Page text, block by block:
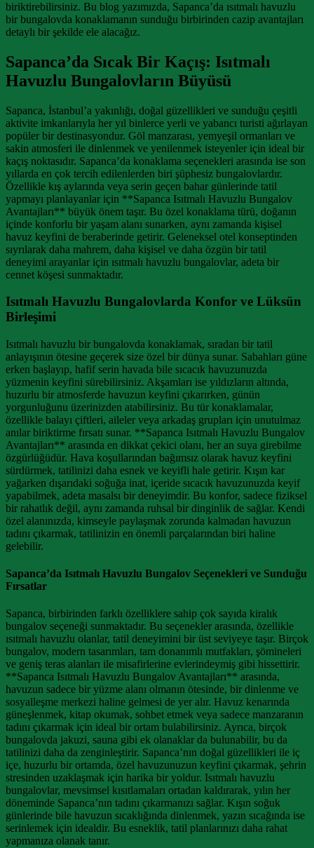
biriktirebilirsiniz. Bu blog yazımızda, Sapanca’da ısıtmalı havuzlu
bir bungalovda konaklamanın sunduğu birbirinden cazip avantajları
detaylı bir şekilde ele alacağız.
Sapanca’da Sıcak Bir Kaçış: Isıtmalı
Havuzlu Bungalovların Büyüsü
Sapanca, İstanbul’a yakınlığı, doğal güzellikleri ve sunduğu çeşitli
aktivite imkanlarıyla her yıl binlerce yerli ve yabancı turisti ağırlayan
popüler bir destinasyondur. Göl manzarası, yemyeşil ormanları ve
sakin atmosferi ile dinlenmek ve yenilenmek isteyenler için ideal bir
kaçış noktasıdır. Sapanca’da konaklama seçenekleri arasında ise son
yıllarda en çok tercih edilenlerden biri şüphesiz bungalovlardır.
Özellikle kış aylarında veya serin geçen bahar günlerinde tatil
yapmayı planlayanlar için **Sapanca Isıtmalı Havuzlu Bungalov
Avantajları** büyük önem taşır. Bu özel konaklama türü, doğanın
içinde konforlu bir yaşam alanı sunarken, aynı zamanda kişisel
havuz keyfini de beraberinde getirir. Geleneksel otel konseptinden
sıyrılarak daha mahrem, daha kişisel ve daha özgün bir tatil
deneyimi arayanlar için ısıtmalı havuzlu bungalovlar, adeta bir
cennet köşesi sunmaktadır.
Isıtmalı Havuzlu Bungalovlarda Konfor ve Lüksün
Birleşimi
Isıtmalı havuzlu bir bungalovda konaklamak, sıradan bir tatil
anlayışının ötesine geçerek size özel bir dünya sunar. Sabahları güne
erken başlayıp, hafif serin havada bile sıcacık havuzunuzda
yüzmenin keyfini sürebilirsiniz. Akşamları ise yıldızların altında,
huzurlu bir atmosferde havuzun keyfini çıkarırken, günün
yorgunluğunu üzerinizden atabilirsiniz. Bu tür konaklamalar,
özellikle balayı çiftleri, aileler veya arkadaş grupları için unutulmaz
anılar biriktirme fırsatı sunar. **Sapanca Isıtmalı Havuzlu Bungalov
Avantajları** arasında en dikkat çekici olanı, her an suya girebilme
özgürlüğüdür. Hava koşullarından bağımsız olarak havuz keyfini
sürdürmek, tatilinizi daha esnek ve keyifli hale getirir. Kışın kar
yağarken dışarıdaki soğuğa inat, içeride sıcacık havuzunuzda keyif
yapabilmek, adeta masalsı bir deneyimdir. Bu konfor, sadece fiziksel
bir rahatlık değil, aynı zamanda ruhsal bir dinginlik de sağlar. Kendi
özel alanınızda, kimseyle paylaşmak zorunda kalmadan havuzun
tadını çıkarmak, tatilinizin en önemli parçalarından biri haline
gelebilir.
Sapanca’da Isıtmalı Havuzlu Bungalov Seçenekleri ve Sunduğu
Fırsatlar
Sapanca, birbirinden farklı özelliklere sahip çok sayıda kiralık
bungalov seçeneği sunmaktadır. Bu seçenekler arasında, özellikle
ısıtmalı havuzlu olanlar, tatil deneyimini bir üst seviyeye taşır. Birçok
bungalov, modern tasarımları, tam donanımlı mutfakları, şömineleri
ve geniş teras alanları ile misafirlerine evlerindeymiş gibi hissettirir.
**Sapanca Isıtmalı Havuzlu Bungalov Avantajları** arasında,
havuzun sadece bir yüzme alanı olmanın ötesinde, bir dinlenme ve
sosyalleşme merkezi haline gelmesi de yer alır. Havuz kenarında
güneşlenmek, kitap okumak, sohbet etmek veya sadece manzaranın
tadını çıkarmak için ideal bir ortam bulabilirsiniz. Ayrıca, birçok
bungalovda jakuzi, sauna gibi ek olanaklar da bulunabilir, bu da
tatilinizi daha da zenginleştirir. Sapanca’nın doğal güzellikleri ile iç
içe, huzurlu bir ortamda, özel havuzunuzun keyfini çıkarmak, şehrin
stresinden uzaklaşmak için harika bir yoldur. Isıtmalı havuzlu
bungalovlar, mevsimsel kısıtlamaları ortadan kaldırarak, yılın her
döneminde Sapanca’nın tadını çıkarmanızı sağlar. Kışın soğuk
günlerinde bile havuzun sıcaklığında dinlenmek, yazın sıcağında ise
serinlemek için idealdir. Bu esneklik, tatil planlarınızı daha rahat
yapmanıza olanak tanır.